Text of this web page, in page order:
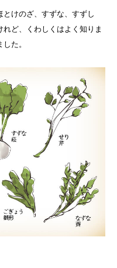
けのざ、すずな、すずし
ど、くわしくはよく知りま
た。